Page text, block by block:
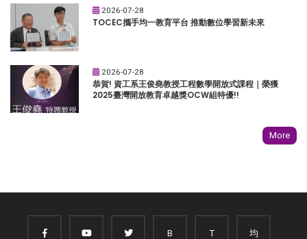
2026-07-28
TOCEC攜手均一教育平台 推動數位學習新未來
2026-07-28
恭賀! 資工系王俊堯教授工程數學開放式課程｜榮獲
2025臺灣開放教育卓越獎OCW組特優!!
More
B T 均